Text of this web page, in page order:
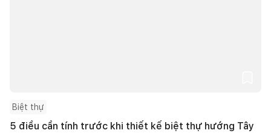
Biệt thự
5 điều cần tính trước khi thiết kế biệt thự hướng Tây